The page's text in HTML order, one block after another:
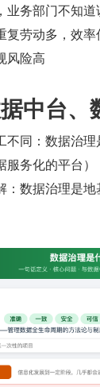
务部门不知
劳动多，效
风险高
中台
同：数据治
务化的平台
数据治理是